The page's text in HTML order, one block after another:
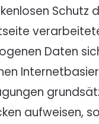
Schutz
Daten
aufweisen,